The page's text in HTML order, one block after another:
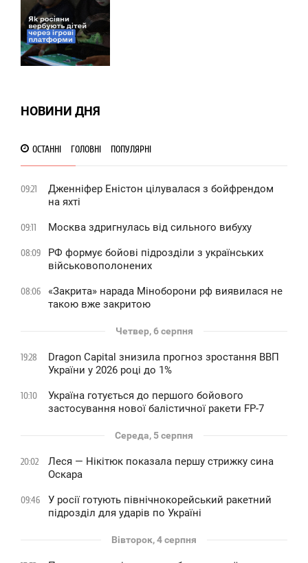
НОВИНИ ДНЯ
ОСТАННІ ГОЛОВНІ ПОПУЛЯРНІ
09:21
Дженніфер Еністон цілувалася з бойфрендом
на яхті
09:11 Москва здригнулась від сильного вибуху
08:09
РФ формує бойові підрозділи з українських
військовополонених
08:06
«Закрита» нарада Міноборони рф виявилася не
такою вже закритою
Четвер, 6 серпня
19:28
Dragon Capital знизила прогноз зростання ВВП
України у 2026 році до 1%
10:10
Україна готується до першого бойового
застосування нової балістичної ракети FP-7
Середа, 5 серпня
20:02
Леся — Нікітюк показала першу стрижку сина
Оскара
09:46
У росії готують північнокорейський ракетний
підрозділ для ударів по Україні
Вівторок, 4 серпня